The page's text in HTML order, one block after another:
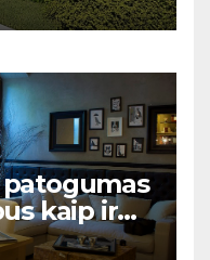
kaip ir